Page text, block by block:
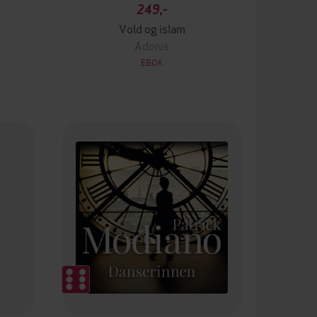
249,-
Vold og islam
Adonis
EBOK